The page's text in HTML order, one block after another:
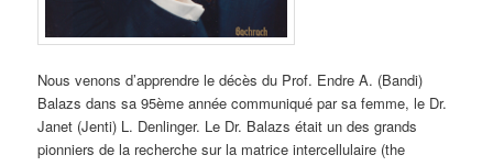
Nous venons d’apprendre le décès du Prof. Endre A. (Bandi)
Balazs dans sa 95ème année communiqué par sa femme, le Dr.
Janet (Jenti) L. Denlinger. Le Dr. Balazs était un des grands
pionniers de la recherche sur la matrice intercellulaire (the